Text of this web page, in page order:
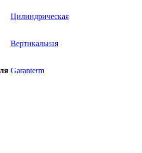
Цилиндрическая
Вертикальная
Garanterm